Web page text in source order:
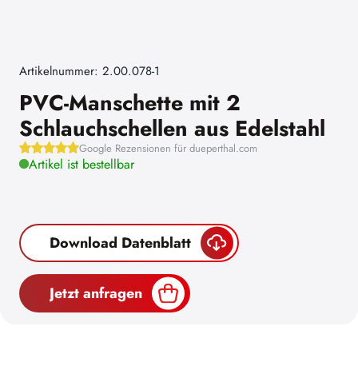
Artikelnummer: 2.00.078-1
PVC-Manschette mit 2
Schlauchschellen aus Edelstahl
Google Rezensionen für dueperthal.com
Artikel ist bestellbar
Download Datenblatt
Jetzt anfragen